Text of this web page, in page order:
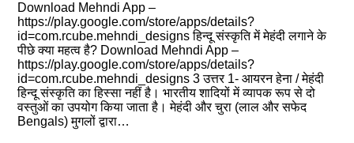
Download Mehndi App –
https://play.google.com/store/apps/details?
id=com.rcube.mehndi_designs हिन्दू संस्कृति में मेहंदी लगाने के
पीछे क्या महत्व है? Download Mehndi App –
https://play.google.com/store/apps/details?
id=com.rcube.mehndi_designs 3 उत्तर 1- आयरन हेना / मेहंदी
हिन्दू संस्कृति का हिस्सा नहीं है। भारतीय शादियों में व्यापक रूप से दो
वस्तुओं का उपयोग किया जाता है। मेहंदी और चुरा (लाल और सफेद
Bengals) मुगलों द्वारा…